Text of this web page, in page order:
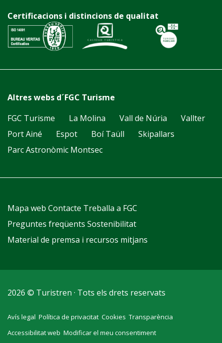
Certificacions i distincions de qualitat
Altres webs d´FGC Turisme
FGC Turisme
La Molina Vall de Núria
Vallter
Port Ainé
Espot Boí Taüll
Skipallars
Parc Astronòmic Montsec
Mapa web Contacte Treballa a FGC
Preguntes freqüents Sostenibilitat
Material de premsa i recursos mitjans
2026 © Turistren · Tots els drets reservats
Avís legal Política de privacitat Cookies Transparència
Accessibilitat web Modificar el meu consentiment